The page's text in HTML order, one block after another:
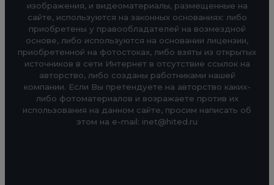
изображения, и видеоматериалы, размещенные на
сайте, используются на законных основаниях: либо
приобретены у правообладателей на возмездной
основе, либо используются на основании лицензии,
приобретенной на фотостоках, либо взяты из открытых
источников в сети Интернет в отсутствие ссылок на
авторство, либо созданы работниками нашей
компании. Если Вы претендуете на авторство каких-
либо фотоматериалов и возражаете против их
использования на данном сайте, просим написать об
этом на e-mail: inet@hited.ru